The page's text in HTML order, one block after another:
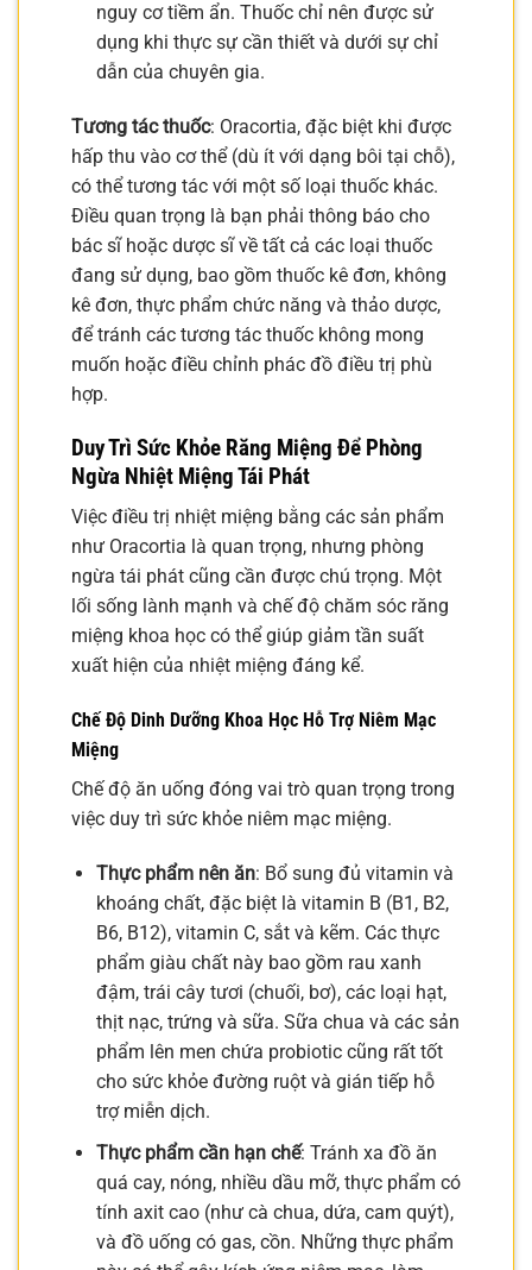
nguy cơ tiềm ẩn. Thuốc chỉ nên được sử
dụng khi thực sự cần thiết và dưới sự chỉ
dẫn của chuyên gia.
Tương tác thuốc: Oracortia, đặc biệt khi được
hấp thu vào cơ thể (dù ít với dạng bôi tại chỗ),
có thể tương tác với một số loại thuốc khác.
Điều quan trọng là bạn phải thông báo cho
bác sĩ hoặc dược sĩ về tất cả các loại thuốc
đang sử dụng, bao gồm thuốc kê đơn, không
kê đơn, thực phẩm chức năng và thảo dược,
để tránh các tương tác thuốc không mong
muốn hoặc điều chỉnh phác đồ điều trị phù
hợp.
Duy Trì Sức Khỏe Răng Miệng Để Phòng
Ngừa Nhiệt Miệng Tái Phát
Việc điều trị nhiệt miệng bằng các sản phẩm
như Oracortia là quan trọng, nhưng phòng
ngừa tái phát cũng cần được chú trọng. Một
lối sống lành mạnh và chế độ chăm sóc răng
miệng khoa học có thể giúp giảm tần suất
xuất hiện của nhiệt miệng đáng kể.
Chế Độ Dinh Dưỡng Khoa Học Hỗ Trợ Niêm Mạc
Miệng
Chế độ ăn uống đóng vai trò quan trọng trong
việc duy trì sức khỏe niêm mạc miệng.
Thực phẩm nên ăn: Bổ sung đủ vitamin và
khoáng chất, đặc biệt là vitamin B (B1, B2,
B6, B12), vitamin C, sắt và kẽm. Các thực
phẩm giàu chất này bao gồm rau xanh
đậm, trái cây tươi (chuối, bơ), các loại hạt,
thịt nạc, trứng và sữa. Sữa chua và các sản
phẩm lên men chứa probiotic cũng rất tốt
cho sức khỏe đường ruột và gián tiếp hỗ
trợ miễn dịch.
Thực phẩm cần hạn chế: Tránh xa đồ ăn
quá cay, nóng, nhiều dầu mỡ, thực phẩm có
tính axit cao (như cà chua, dứa, cam quýt),
và đồ uống có gas, cồn. Những thực phẩm